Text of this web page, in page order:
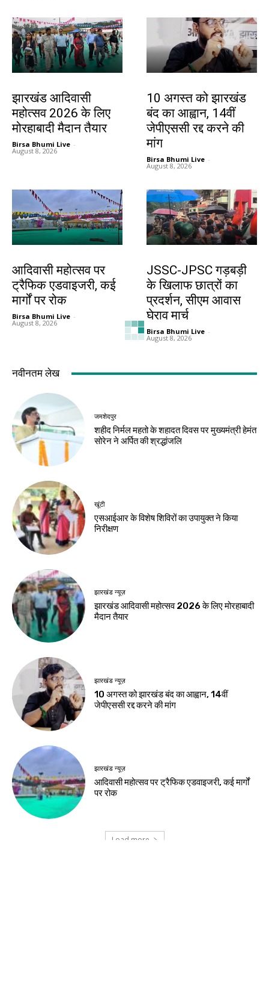
झारखंड आदिवासी
महोत्सव 2026 के लिए
मोरहाबादी मैदान तैयार
Birsa Bhumi Live -
August 8, 2026
10 अगस्त को झारखंड
बंद का आह्वान, 14वीं
जेपीएससी रद्द करने की
मांग
Birsa Bhumi Live -
August 8, 2026
आदिवासी महोत्सव पर
ट्रैफिक एडवाइजरी, कई
मार्गों पर रोक
Birsa Bhumi Live -
August 8, 2026
JSSC-JPSC गड़बड़ी
के खिलाफ छात्रों का
प्रदर्शन, सीएम आवास
घेराव मार्च
Birsa Bhumi Live -
August 8, 2026
झारखंड न्यूज़
10 अगस्त को विधानसभा
घेराव, छात्रों से रांची
Birsa Bhumi Live -
August 8, 2026
करियर
मर्चेंट नेवी में कैसे बनाएं
करियर
एआई में करियर बनाना है
तो ये 5 कोर्स हो सकते हैं
बेहतर विकल्प
Birsa Bhumi Live
नवीनतम लेख
एसआईआर के विशेष शिविरों का उपायुक्त ने किया
निरीक्षण